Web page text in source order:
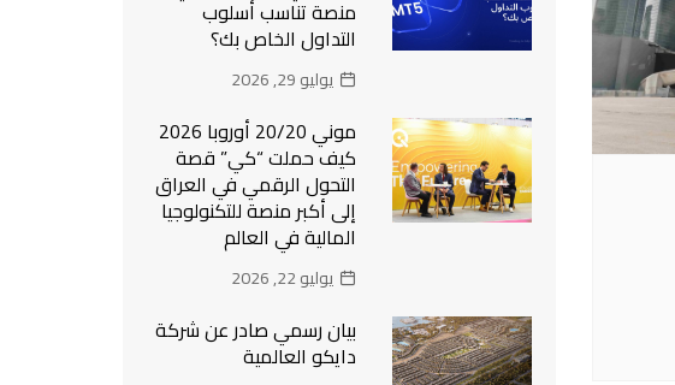
منصة تناسب أسلوب
التداول الخاص بك؟
يوليو 29, 2026
موني 20/20 أوروبا 2026
كيف حملت “كي” قصة
التحول الرقمي في العراق
إلى أكبر منصة للتكنولوجيا
المالية في العالم
يوليو 22, 2026
بيان رسمي صادر عن شركة
دايكو العالمية